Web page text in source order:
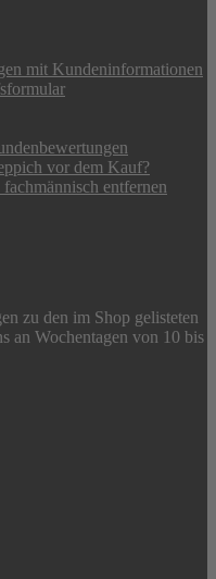
mit Kundeninformationen
vor dem Kauf?
entfernen
zu den im Shop gelisteten
an Wochentagen von 10 bis